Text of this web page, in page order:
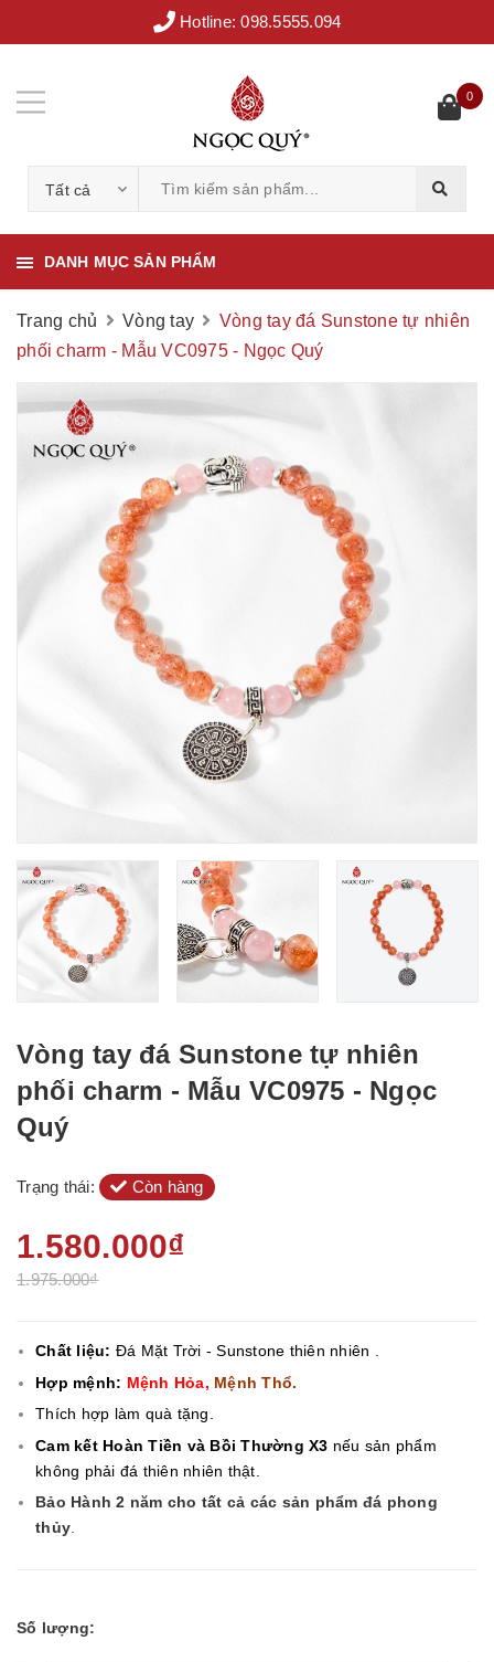
Hotline:098.5555.094
Tất cả
0
DANH MỤC SẢN PHẨM
Trang chủ Vòng tay
Vòng tay đá Sunstone tự nhiên
phối charm - Mẫu VC0975 - Ngọc Quý
Vòng tay đá Sunstone tự nhiên
phối charm - Mẫu VC0975 - Ngọc
Quý
Trạng thái: Còn hàng
1.580.000₫
1.975.000₫
Chất liệu: Đá Mặt Trời - Sunstone thiên nhiên .
Hợp mệnh: Mệnh Hỏa, Mệnh Thổ.
Thích hợp làm quà tặng.
Cam kết Hoàn Tiền và Bồi Thường X3 nếu sản phẩm
không phải đá thiên nhiên thật.
Bảo Hành 2 năm cho tất cả các sản phẩm đá phong
thủy.
Số lượng: